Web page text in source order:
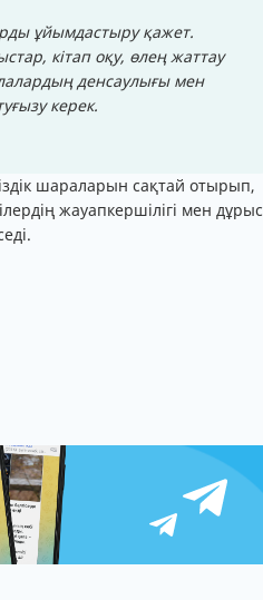
ұйымдастыру қажет.
кітап оқу, өлең жаттау
денсаулығы мен
керек.
шараларын сақтай отырып,
жауапкершілігі мен дұрыс